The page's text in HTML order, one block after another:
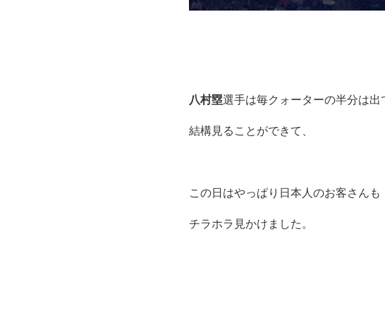
八村塁選手は毎クォーターの半分は出
結構見ることができて、
この日はやっぱり日本人のお客さんも
チラホラ見かけました。